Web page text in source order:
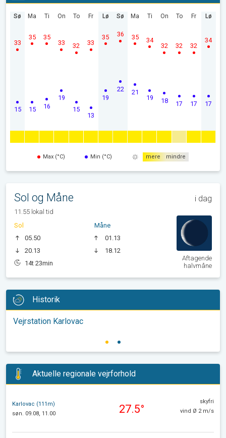
Sø
15
33
Ma
15
35
Ti
16
35
On
19
33
To
15
32
Fr
13
33
Lø
19
35
Sø
22
36
Ma
21
35
Ti
19
34
On
18
32
To
17
32
Fr
17
32
Lø
17
34
Max (°C) Min (°C) mere mindre
Sol og Måne i dag
11.55 lokal tid
Sol
05.50
20.13
14t 23min
Måne
01.13
18.12
Aftagende
halvmåne
Historik
Vejrstation Karlovac
Aktuelle regionale vejrforhold
Karlovac (111m)
søn. 09.08, 11.00
27.5°
skyfri
vind Ø 2 m/s